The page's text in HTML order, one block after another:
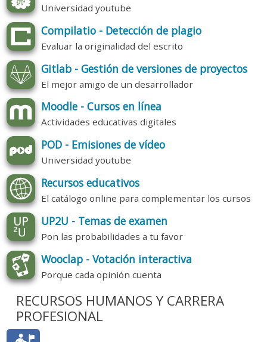
Universidad youtube
Compilatio - Detección de plagio
Evaluar la originalidad del escrito
Gitlab - Gestión de versiones de proyectos
El mejor amigo de un desarrollador
Moodle - Cursos en línea
Actividades educativas digitales
POD - Emisiones de vídeo
Universidad youtube
Recursos educativos
El catálogo online para complementar los cursos
UP2U - Temas de examen
Pon las probabilidades a tu favor
Wooclap - Votación interactiva
Porque cada opinión cuenta
RECURSOS HUMANOS Y CARRERA
PROFESIONAL